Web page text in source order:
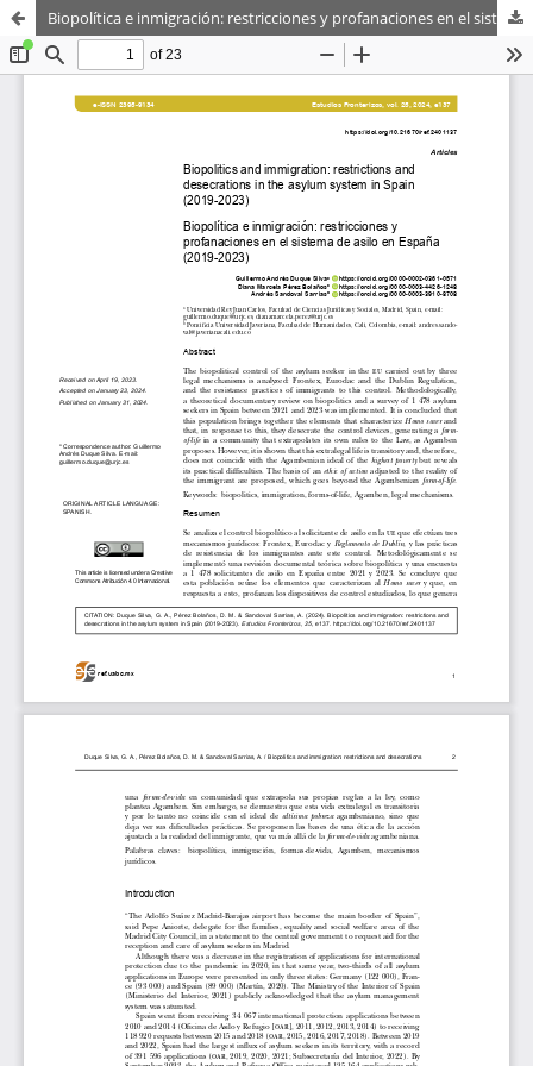
Biopolítica e inmigración: restricciones y profanaciones en el sistema de asilo en España (2019-2023)